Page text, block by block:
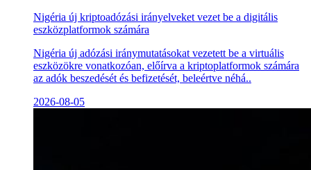
Nigéria új kriptoadózási irányelveket vezet be a digitális
eszközplatformok számára
Nigéria új adózási iránymutatásokat vezetett be a virtuális
eszközökre vonatkozóan, előírva a kriptoplatformok számára
az adók beszedését és befizetését, beleértve néhá..
2026-08-05